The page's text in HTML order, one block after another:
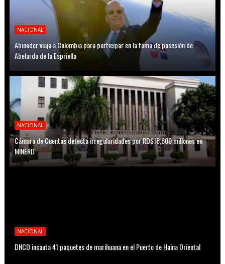
NACIONAL
Abinader viaja a Colombia para participar en la toma de posesión de
Abelardo de la Espriella
NACIONAL
Cámara de Cuentas detecta irregularidades por RD$16,600 millones en
MINERD
NACIONAL
DNCD incauta 41 paquetes de marihuana en el Puerto de Haina Oriental